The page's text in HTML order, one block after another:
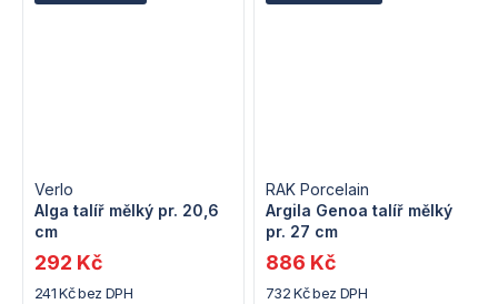
Alga talíř mělký pr. 20,6
cm
Verlo
241 Kč bez DPH
292 Kč
Argila Genoa talíř mělký
pr. 27 cm
RAK Porcelain
732 Kč bez DPH
886 Kč